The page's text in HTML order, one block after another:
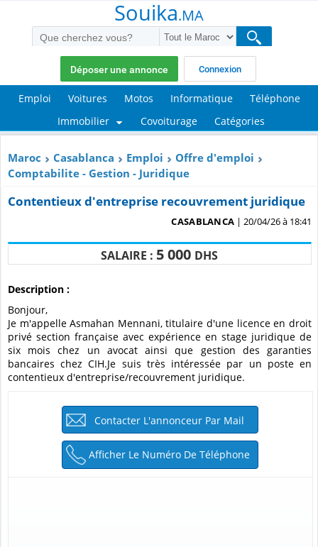
Souika.MA
Déposer une annonce Connexion
Emploi Voitures Motos Informatique
Téléphone
Immobilier
Covoiturage Catégories
Maroc Casablanca Emploi
Offre d'emploi
Comptabilite - Gestion - Juridique
Contentieux d'entreprise recouvrement juridique
CASABLANCA | 20/04/26 à 18:41
SALAIRE : 5 000 DHS
Description :
Bonjour,
Je m'appelle Asmahan Mennani, titulaire d'une licence en droit
privé section française avec expérience en stage juridique de
six mois chez un avocat ainsi que gestion des garanties
bancaires chez CIH.Je suis très intéressée par un poste en
contentieux d'entreprise/recouvrement juridique.
Contacter L'annonceur Par Mail